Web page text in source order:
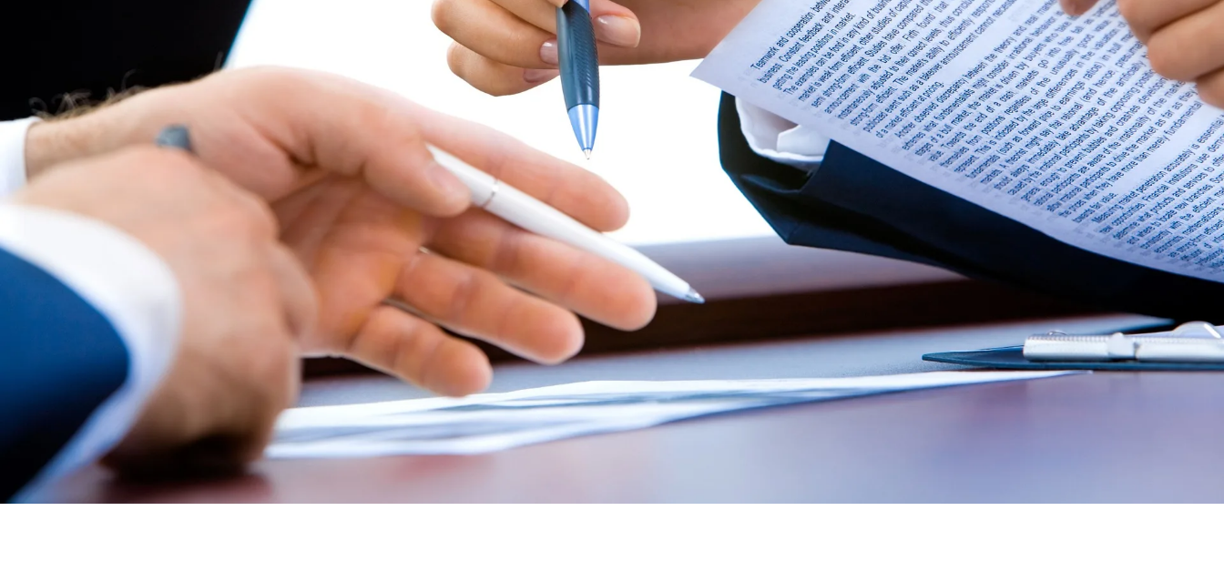
Jenjang Insinyur Profesional
Score 600, pengalaman minimal 3 thn setelah S1 –Insinyur Profesional Pratama (IPP)
Score 3.000 , pengalaman minimal 7 thn setelah S1 –
Insinyur Profesional Madya (IPM)
Score 6.000, pengalaman minimal 16 thn setelah S1 –Insinyur Profesional Utama (IPU)
UU No. 11 tahun 2014 tentang Keinsinyuran menyatakan bahwa,
Setiap Insinyur yang akan melakukan Praktik Keinsinyuran di Indonesia harus memiliki Surat Tanda Registrasi Insinyur (STRI).
STRI dikeluarkan oleh PII.
Untuk memperoleh STRI, seorang Insinyur harus memiliki Sertifikat Kompetensi Insinyur.
Sertifikat Kompetensi Insinyur sebagaimana diperoleh setelah lulus Uji Kompetensi.